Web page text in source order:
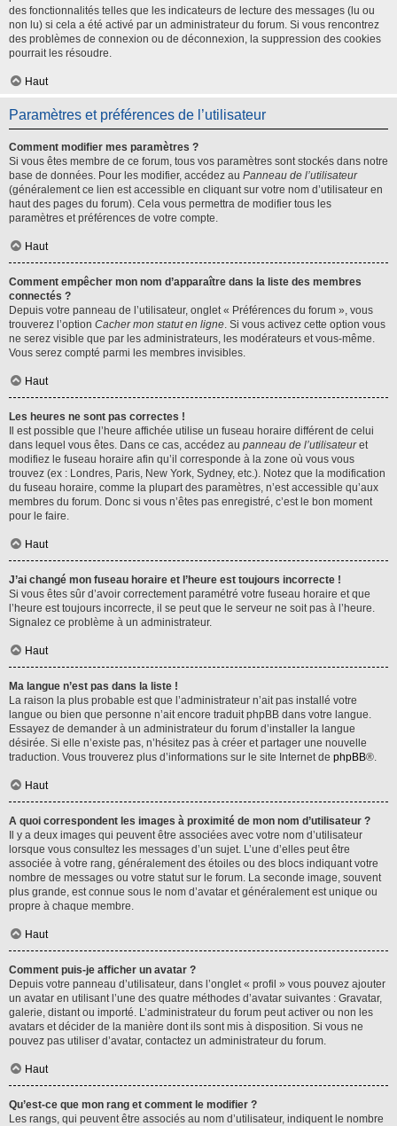
des fonctionnalités telles que les indicateurs de lecture des messages (lu ou
non lu) si cela a été activé par un administrateur du forum. Si vous rencontrez
des problèmes de connexion ou de déconnexion, la suppression des cookies
pourrait les résoudre.
Haut
Paramètres et préférences de l’utilisateur
Comment modifier mes paramètres ?
Si vous êtes membre de ce forum, tous vos paramètres sont stockés dans notre
base de données. Pour les modifier, accédez au Panneau de l’utilisateur
(généralement ce lien est accessible en cliquant sur votre nom d’utilisateur en
haut des pages du forum). Cela vous permettra de modifier tous les
paramètres et préférences de votre compte.
Haut
Comment empêcher mon nom d’apparaître dans la liste des membres
connectés ?
Depuis votre panneau de l’utilisateur, onglet « Préférences du forum », vous
trouverez l’option Cacher mon statut en ligne. Si vous activez cette option vous
ne serez visible que par les administrateurs, les modérateurs et vous-même.
Vous serez compté parmi les membres invisibles.
Haut
Les heures ne sont pas correctes !
Il est possible que l’heure affichée utilise un fuseau horaire différent de celui
dans lequel vous êtes. Dans ce cas, accédez au panneau de l’utilisateuret
modifiez le fuseau horaire afin qu’il corresponde à la zone où vous vous
trouvez (ex : Londres, Paris, New York, Sydney, etc.). Notez que la modification
du fuseau horaire, comme la plupart des paramètres, n’est accessible qu’aux
membres du forum. Donc si vous n’êtes pas enregistré, c’est le bon moment
pour le faire.
Haut
J’ai changé mon fuseau horaire et l’heure est toujours incorrecte !
Si vous êtes sûr d’avoir correctement paramétré votre fuseau horaire et que
l’heure est toujours incorrecte, il se peut que le serveur ne soit pas à l’heure.
Signalez ce problème à un administrateur.
Haut
Ma langue n’est pas dans la liste !
La raison la plus probable est que l’administrateur n’ait pas installé votre
langue ou bien que personne n’ait encore traduit phpBB dans votre langue.
Essayez de demander à un administrateur du forum d’installer la langue
désirée. Si elle n’existe pas, n’hésitez pas à créer et partager une nouvelle
traduction. Vous trouverez plus d’informations sur le site Internet de phpBB®.
Haut
A quoi correspondent les images à proximité de mon nom d’utilisateur ?
Il y a deux images qui peuvent être associées avec votre nom d’utilisateur
lorsque vous consultez les messages d’un sujet. L’une d’elles peut être
associée à votre rang, généralement des étoiles ou des blocs indiquant votre
nombre de messages ou votre statut sur le forum. La seconde image, souvent
plus grande, est connue sous le nom d’avatar et généralement est unique ou
propre à chaque membre.
Haut
Comment puis-je afficher un avatar ?
Depuis votre panneau d’utilisateur, dans l’onglet « profil » vous pouvez ajouter
un avatar en utilisant l’une des quatre méthodes d’avatar suivantes : Gravatar,
galerie, distant ou importé. L’administrateur du forum peut activer ou non les
avatars et décider de la manière dont ils sont mis à disposition. Si vous ne
pouvez pas utiliser d’avatar, contactez un administrateur du forum.
Haut
Qu’est-ce que mon rang et comment le modifier ?
Les rangs, qui peuvent être associés au nom d’utilisateur, indiquent le nombre